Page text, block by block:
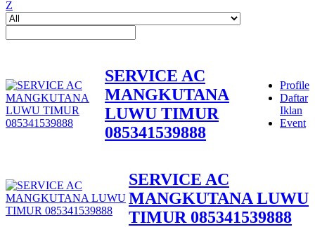
Z
SERVICE AC
MANGKUTANA
LUWU TIMUR
085341539888
Profile
Daftar
Iklan
Event
SERVICE AC
MANGKUTANA LUWU
TIMUR 085341539888